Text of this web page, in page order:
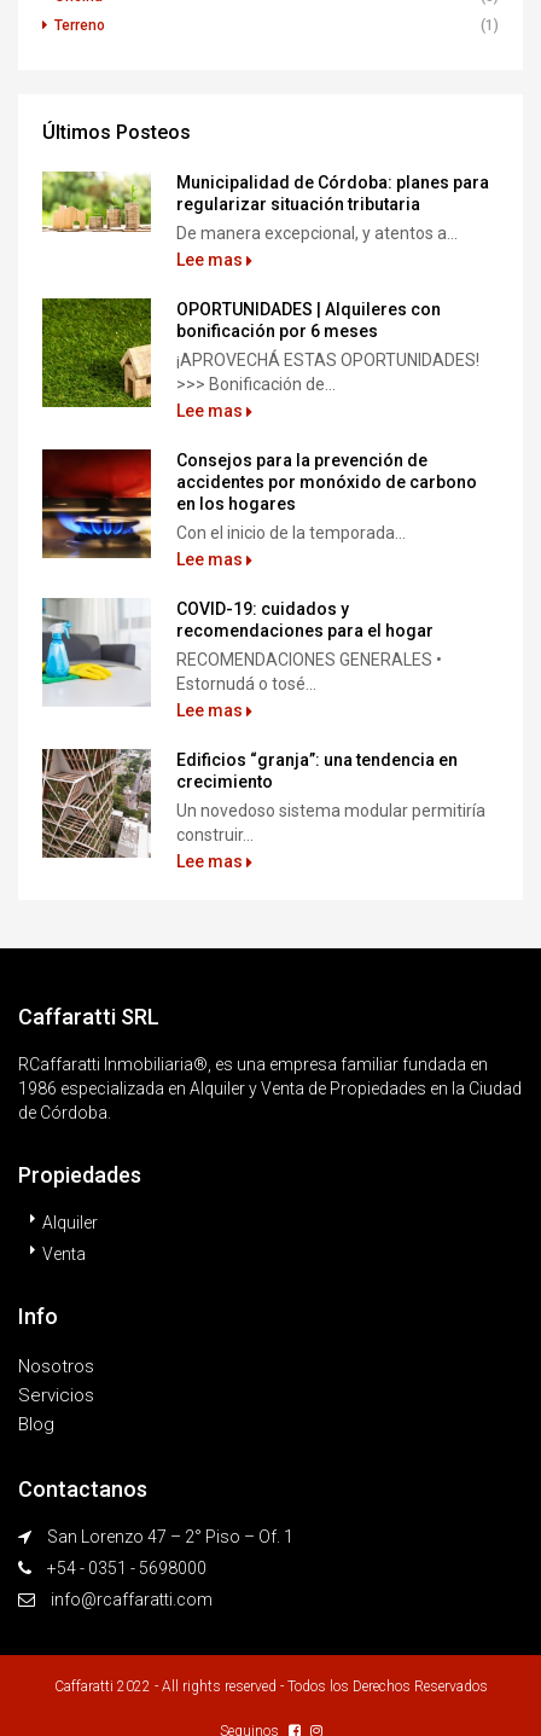
Terreno
(1)
Últimos Posteos
Municipalidad de Córdoba: planes para
regularizar situación tributaria
De manera excepcional, y atentos a...
Lee mas
OPORTUNIDADES | Alquileres con
bonificación por 6 meses
¡APROVECHÁ ESTAS OPORTUNIDADES!
>>> Bonificación de...
Lee mas
Consejos para la prevención de
accidentes por monóxido de carbono
en los hogares
Con el inicio de la temporada...
Lee mas
COVID-19: cuidados y
recomendaciones para el hogar
RECOMENDACIONES GENERALES •
Estornudá o tosé...
Lee mas
Edificios “granja”: una tendencia en
crecimiento
Un novedoso sistema modular permitiría
construir...
Lee mas
Caffaratti SRL
RCaffaratti Inmobiliaria®, es una empresa familiar fundada en
1986 especializada en Alquiler y Venta de Propiedades en la Ciudad
de Córdoba.
Propiedades
Alquiler
Venta
Info
Nosotros
Servicios
Blog
Contactanos
San Lorenzo 47 – 2° Piso – Of. 1
+54 - 0351 - 5698000
info@rcaffaratti.com
Caffaratti 2022 - All rights reserved - Todos los Derechos Reservados
Seguinos